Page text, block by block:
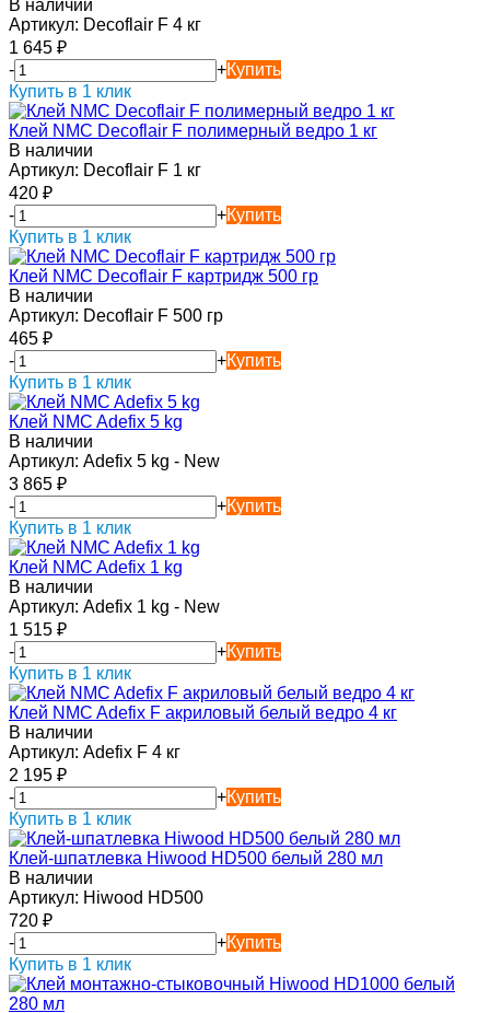
В наличии
Артикул: Decoflair F 4 кг
1 645 ₽
-
+Купить
Купить в 1 клик
Клей NMC Decoflair F полимерный ведро 1 кг
В наличии
Артикул: Decoflair F 1 кг
420 ₽
-
+Купить
Купить в 1 клик
Клей NMC Decoflair F картридж 500 гр
В наличии
Артикул: Decoflair F 500 гр
465 ₽
-
+Купить
Купить в 1 клик
Клей NMC Adefix 5 kg
В наличии
Артикул: Adefix 5 kg - New
3 865 ₽
-
+Купить
Купить в 1 клик
Клей NMC Adefix 1 kg
В наличии
Артикул: Adefix 1 kg - New
1 515 ₽
-
+Купить
Купить в 1 клик
Клей NMC Adefix F акриловый белый ведро 4 кг
В наличии
Артикул: Adefix F 4 кг
2 195 ₽
-
+Купить
Купить в 1 клик
Клей-шпатлевка Hiwood HD500 белый 280 мл
В наличии
Артикул: Hiwood HD500
720 ₽
-
+Купить
Купить в 1 клик